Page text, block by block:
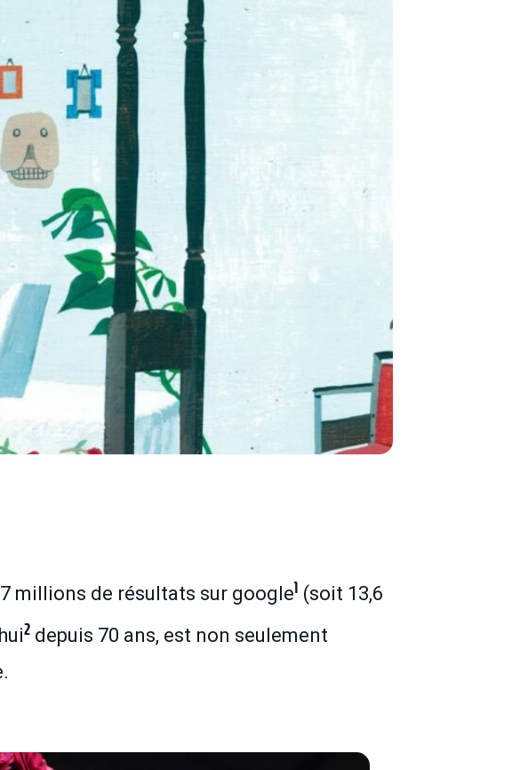
millions de résultats sur google1 (soit 13,6
2 depuis 70 ans, est non seulement